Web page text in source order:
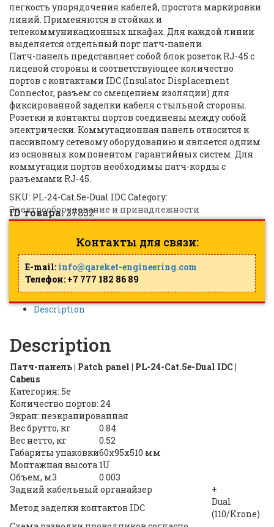
легкость упорядочения кабелей, простота маркировки
линий. Применяются в стойках и
телекоммуникационных шкафах. Для каждой линии
выделяется отдельный порт патч-панели.
Патч-панель представляет собой блок розеток RJ-45 с
лицевой стороны и соответствующее количество
портов с контактами IDC (Insulator Displacement
Connector, разъем со смещением изоляции) для
фиксированной заделки кабеля с тыльной стороны.
Розетки и контакты портов соединены между собой
электрически. Коммутационная панель относится к
пассивному сетевому оборудованию и является одним
из основных компонентом гарантийных систем. Для
коммутации портов необходимы патч-корды с
разъемами RJ-45.
SKU: PL-24-Cat.5e-Dual IDCCategory:
Электрооборудование и принадлежности
ID товара:37832
Контакты для связи:
E-mail: info@qareket-engineering.com
Телефон: +7 777 182 86 89
Description
Description
Патч-панель | Patch panel | PL-24-Cat.5e-Dual IDC |
Cabeus
Категория: 5e
Количество портов: 24
Экран: неэкранированная
Вес брутто, кг
0.84
Вес нетто, кг
0.52
Габариты упаковки60х95х510 мм
Монтажная высота 1U
Объем, м3
0.003
Задний кабельный органайзер
+
Метод заделки контактов IDC
Dual
(110/Krone)